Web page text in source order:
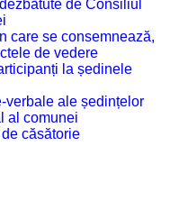
de Consiliul
care se consemnează,
de vedere
la ședinele
verbale ale ședințelor
al comunei
căsătorie